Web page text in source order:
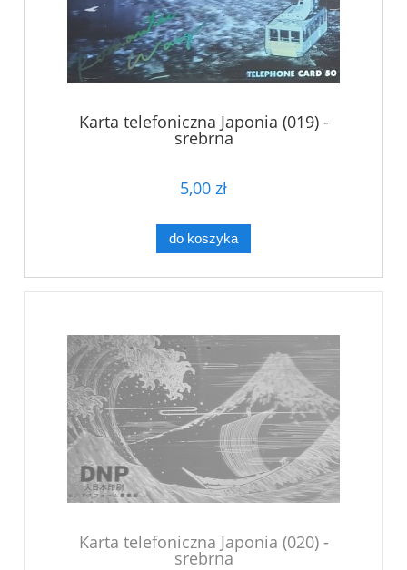
Karta telefoniczna Japonia (019) -
srebrna
5,00 zł
do koszyka
Karta telefoniczna Japonia (020) -
srebrna